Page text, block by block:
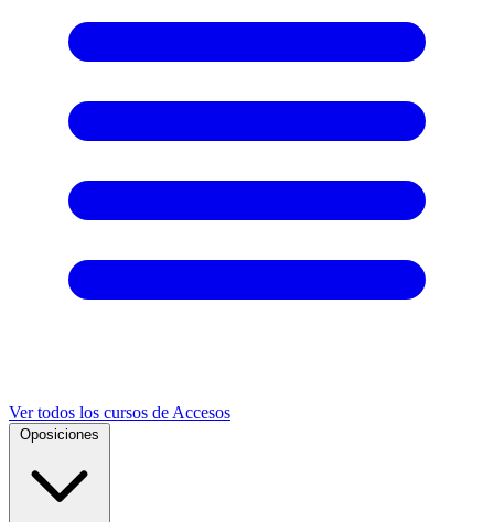
Ver todos los cursos de Accesos
Oposiciones